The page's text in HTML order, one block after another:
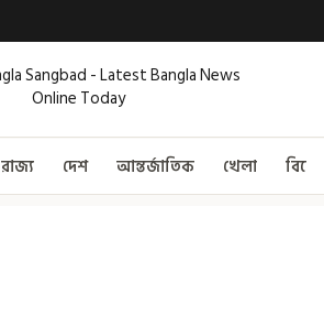
রাজ্য দেশ আন্তর্জাতিক খেলা